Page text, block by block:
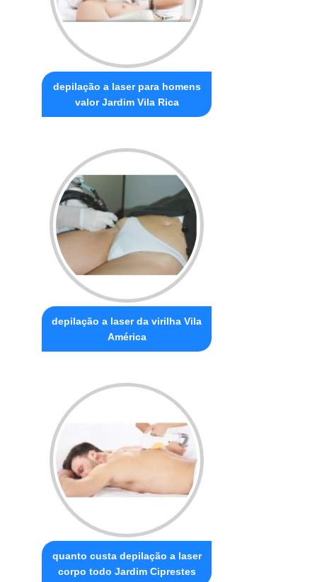
depilação a laser para homens
valor Jardim Vila Rica
depilação a laser da virilha Vila
América
quanto custa depilação a laser
corpo todo Jardim Ciprestes